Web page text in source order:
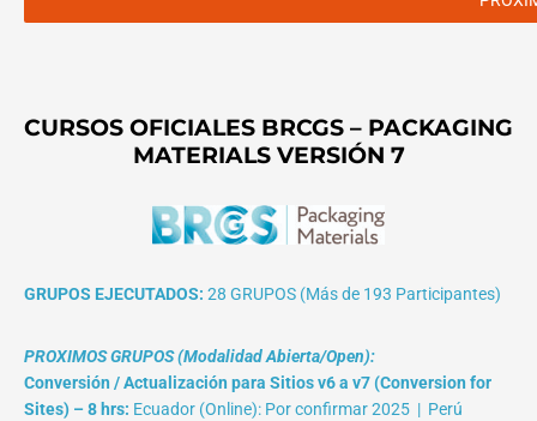
CURSOS OFICIALES BRCGS – PACKAGING
MATERIALS VERSIÓN 7
GRUPOS EJECUTADOS: 28 GRUPOS (Más de 193 Participantes)
PROXIMOS GRUPOS (Modalidad Abierta/Open):
Conversión / Actualización para Sitios v6 a v7 (Conversion for
Sites) – 8 hrs: Ecuador (Online): Por confirmar 2025 | Perú